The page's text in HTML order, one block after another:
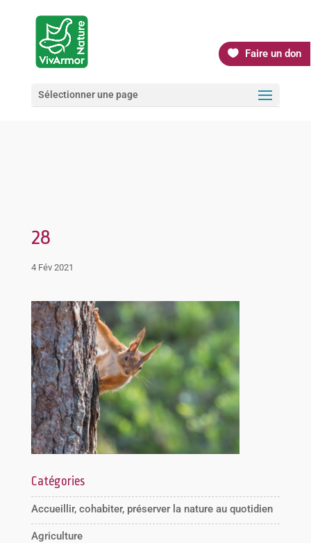
Faire un don
Sélectionner une page
28
4 Fév 2021
Catégories
Accueillir, cohabiter, préserver la nature au quotidien
Agriculture